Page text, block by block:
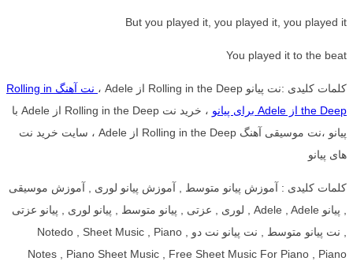
But you played it, you played it, you played it
You played it to the beat
کلمات کلیدی :نت پیانو Rolling in the Deep از Adele ،
نت آهنگ Rolling in
the Deep از Adele برای پیانو
، خرید نت Rolling in the Deep از Adele با
پیانو ،نت موسیقی آهنگ Rolling in the Deep از Adele ، سایت خرید نت
های پیانو
کلمات کلیدی : آموزش پیانو متوسط , آموزش پیانو لوری , آموزش موسیقی
, پیانو Adele , Adele , لوری , عزتی , پیانو متوسط , پیانو لوری , پیانو عزتی
, نت پیانو متوسط , نت پیانو نت دو , Notedo , Sheet Music , Piano
Notes , Piano Sheet Music , Free Sheet Music For Piano , Piano